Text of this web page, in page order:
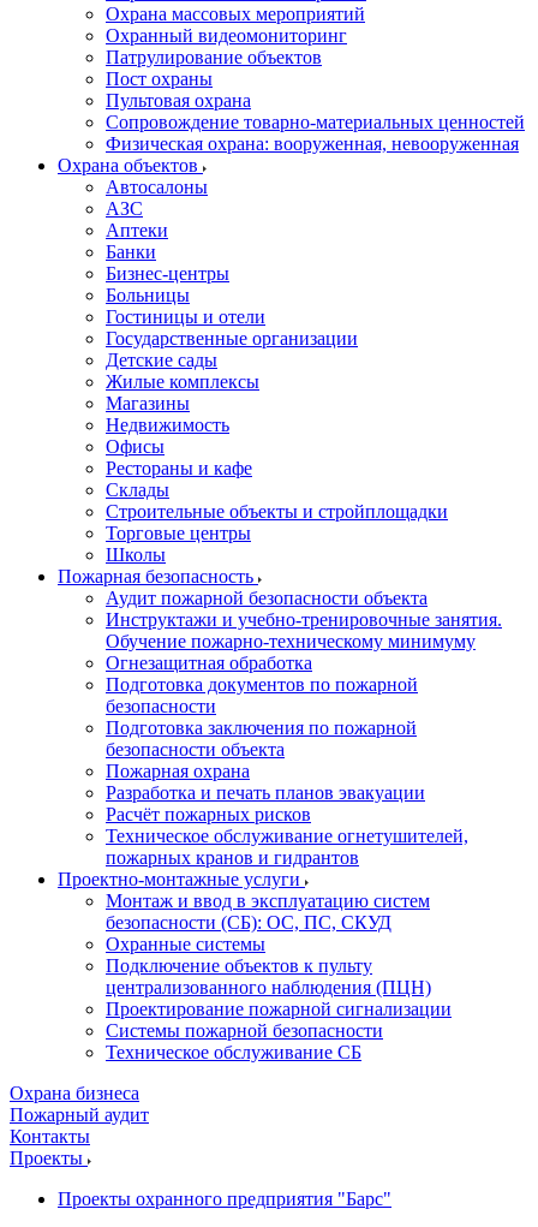
Охрана массовых мероприятий
Охранный видеомониторинг
Патрулирование объектов
Пост охраны
Пультовая охрана
Сопровождение товарно-материальных ценностей
Физическая охрана: вооруженная, невооруженная
Охрана объектов
Автосалоны
АЗС
Аптеки
Банки
Бизнес-центры
Больницы
Гостиницы и отели
Государственные организации
Детские сады
Жилые комплексы
Магазины
Недвижимость
Офисы
Рестораны и кафе
Склады
Строительные объекты и стройплощадки
Торговые центры
Школы
Пожарная безопасность
Аудит пожарной безопасности объекта
Инструктажи и учебно-тренировочные занятия.
Обучение пожарно-техническому минимуму
Огнезащитная обработка
Подготовка документов по пожарной
безопасности
Подготовка заключения по пожарной
безопасности объекта
Пожарная охрана
Разработка и печать планов эвакуации
Расчёт пожарных рисков
Техническое обслуживание огнетушителей,
пожарных кранов и гидрантов
Проектно-монтажные услуги
Монтаж и ввод в эксплуатацию систем
безопасности (СБ): ОС, ПС, СКУД
Охранные системы
Подключение объектов к пульту
централизованного наблюдения (ПЦН)
Проектирование пожарной сигнализации
Системы пожарной безопасности
Техническое обслуживание СБ
Охрана бизнеса
Пожарный аудит
Контакты
Проекты
Проекты охранного предприятия "Барс"